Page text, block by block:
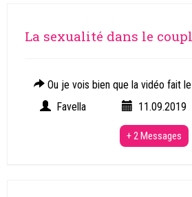
La sexualité dans le
Ou je vois bien que la vidéo fait
Favella
11.09.2019
+ 2 Messages